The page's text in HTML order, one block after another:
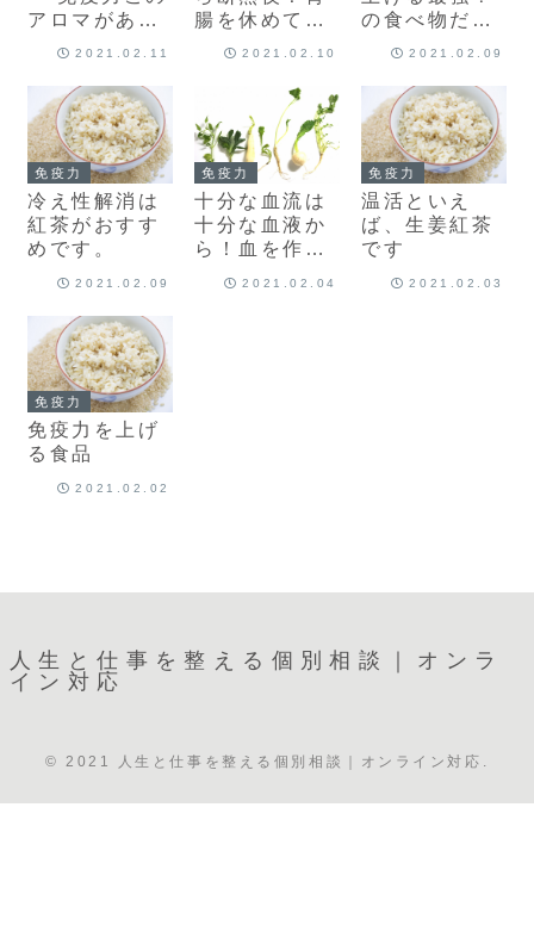
アロマがあな
たの免疫を整
2021.02.11
腸を休めて健
康になろう！
2021.02.10
の食べ物だと
思います。
2021.02.09
免疫力
冷え性解消は
紅茶がおすす
めです。
2021.02.09
免疫力
十分な血流は
十分な血液か
ら！血を作る
2021.02.04
免疫力
温活といえ
ば、生姜紅茶
です
2021.02.03
免疫力
免疫力を上げ
る食品
2021.02.02
人生と仕事を整える個別相談｜オンラ
イン対応
© 2021 人生と仕事を整える個別相談｜オンライン対応.